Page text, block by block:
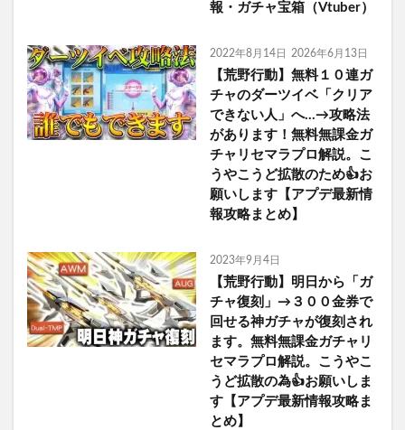
報・ガチャ宝箱（Vtuber）
2022年8月14日 2026年6月13日
【荒野行動】無料１０連ガ
チャのダーツイベ「クリア
できない人」へ…→攻略法
があります！無料無課金ガ
チャリセマラプロ解説。こ
うやこうど拡散のため👍お
願いします【アプデ最新情
報攻略まとめ】
2023年9月4日
【荒野行動】明日から「ガ
チャ復刻」→３００金券で
回せる神ガチャが復刻され
ます。無料無課金ガチャリ
セマラプロ解説。こうやこ
うど拡散の為👍お願いしま
す【アプデ最新情報攻略ま
とめ】